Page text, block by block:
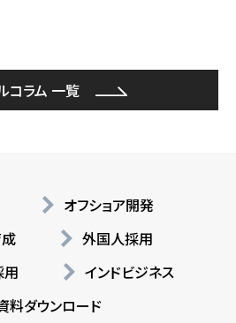
コラム 一覧
オフショア開発
外国人採用
用
インドビジネス
料ダウンロード